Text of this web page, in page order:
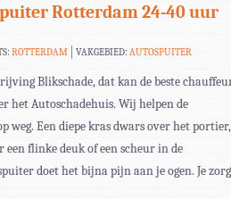
Rotterdam 24-40 uur
ROTTERDAM VAKGEBIED:AUTOSPUITER
Blikschade, dat kan de beste
het Autoschadehuis. Wij helpen de
weg. Een diepe kras dwars over het portier,
een flinke deuk of een scheur in de
doet het bijna pijn aan je ogen. Je